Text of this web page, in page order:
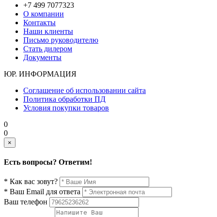
+7 499 7077323
О компании
Контакты
Наши клиенты
Письмо руководителю
Стать дилером
Документы
ЮР. ИНФОРМАЦИЯ
Соглашение об использовании сайта
Политика обработки ПД
Условия покупки товаров
0
0
×
Есть вопросы? Ответим!
* Как вас зовут?
* Ваш Email для ответа
Ваш телефон